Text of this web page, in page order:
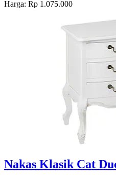
Harga: Rp 1.075.000
Nakas Klasik Cat